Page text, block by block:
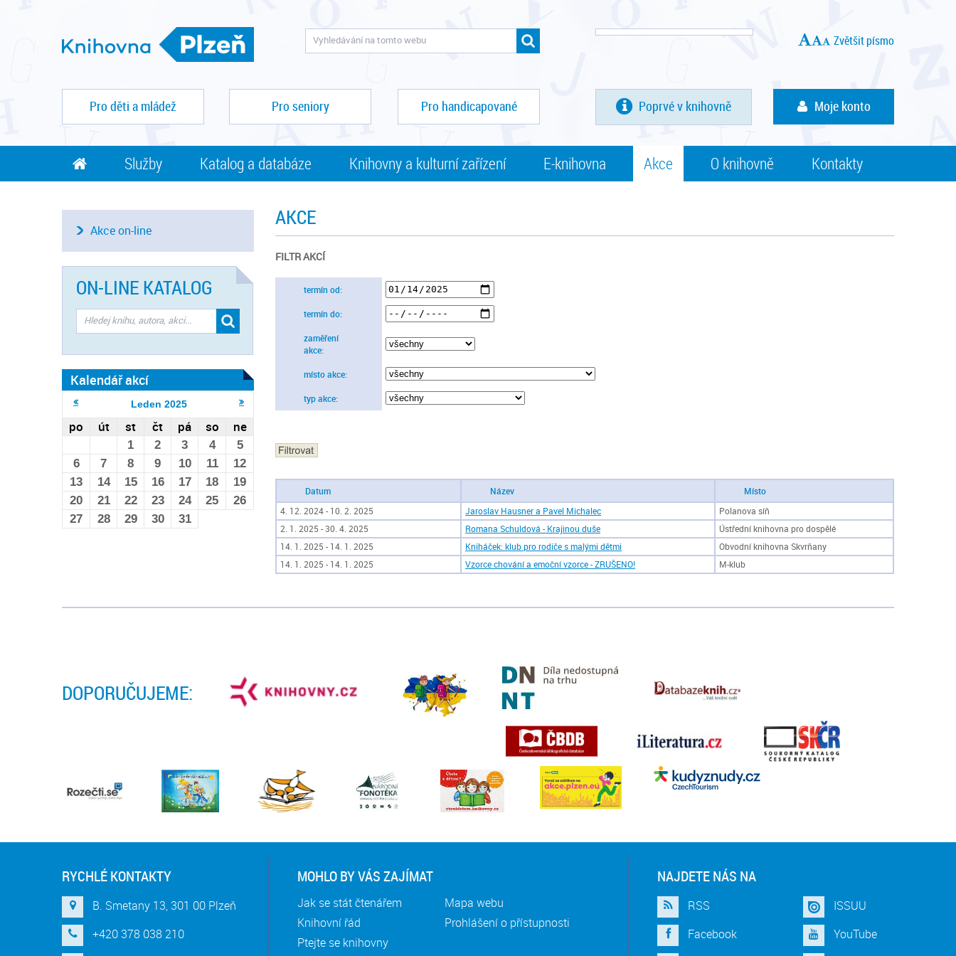
Zvětšit písmo
Pro děti a mládež Pro seniory Pro handicapované Poprvé v knihovně Moje konto
Služby Katalog a databáze Knihovny a kulturní zařízení E-knihovna Akce O knihovně Kontakty
AKCE
FILTR AKCÍ
termín od:
termín do:
zaměření
akce:
místo akce:
typ akce:
Datum Název
Místo
4. 12. 2024 - 10. 2. 2025
Jaroslav Hausner a Pavel Michalec
Polanova síň
2. 1. 2025 - 30. 4. 2025
Romana Schuldová - Krajinou duše
Ústřední knihovna pro dospělé
14. 1. 2025 - 14. 1. 2025
Kniháček: klub pro rodiče s malými dětmi
Obvodní knihovna Skvrňany
14. 1. 2025 - 14. 1. 2025
Vzorce chování a emoční vzorce - ZRUŠENO! M-klub
Akce on-line
ON-LINE KATALOG
Kalendář akcí
Leden 2025
po út st čt pá so ne
1 2 3 4
5
6
7 8 9 10 11
12
13
14 15 16 17 18
19
20
21 22 23 24 25
26
27
28 29 30 31
DOPORUČUJEME:
RYCHLÉ KONTAKTY
B. Smetany 13, 301 00 Plzeň
+420 378 038 210
MOHLO BY VÁS ZAJÍMAT
Jak se stát čtenářem
Knihovní řád
Ptejte se knihovny
Mapa webu
Prohlášení o přístupnosti
NAJDETE NÁS NA
RSS
Facebook
ISSUU
YouTube